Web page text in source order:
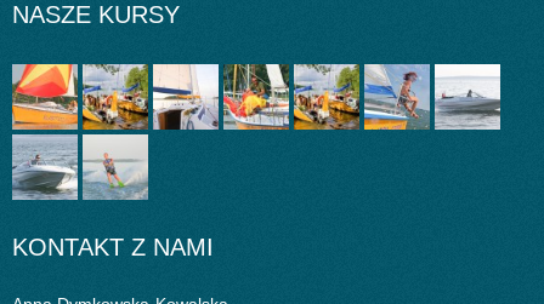
NASZE KURSY
KONTAKT Z NAMI